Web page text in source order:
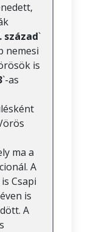
század`
nemesi
is
`-as
ma a
A
Csapi
is
A